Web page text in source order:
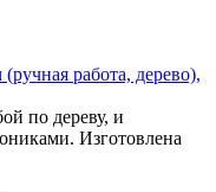
работа, дерево),
по дереву, и
Изготовлена